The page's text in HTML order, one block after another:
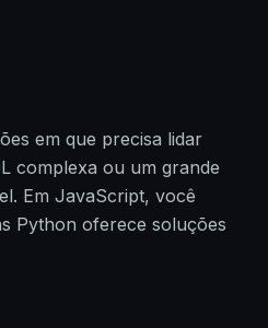
em que precisa lidar
complexa ou um grande
Em JavaScript, você
Python oferece soluções